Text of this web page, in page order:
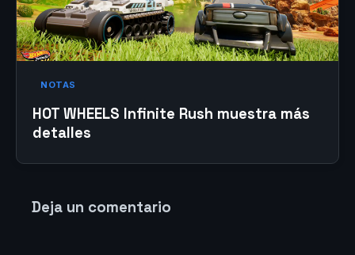
NOTAS
HOT WHEELS Infinite Rush muestra más
detalles
Deja un comentario